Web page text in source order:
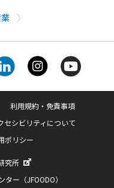
利用規約・免責事項
セシビリティについて
ポリシー
究所
ー（JFOODO）